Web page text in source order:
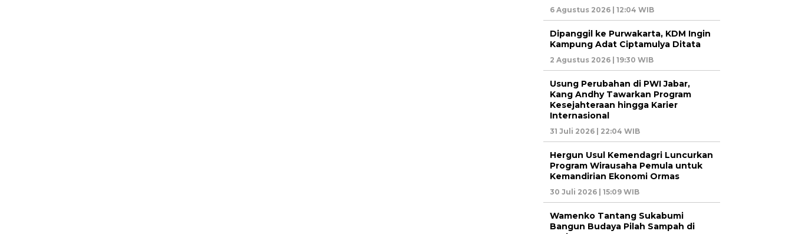
6 Agustus 2026 | 12:04 WIB
Dipanggil ke Purwakarta, KDM Ingin
Kampung Adat Ciptamulya Ditata
2 Agustus 2026 | 19:30 WIB
Usung Perubahan di PWI Jabar,
Kang Andhy Tawarkan Program
Kesejahteraan hingga Karier
Internasional
31 Juli 2026 | 22:04 WIB
Hergun Usul Kemendagri Luncurkan
Program Wirausaha Pemula untuk
Kemandirian Ekonomi Ormas
30 Juli 2026 | 15:09 WIB
Wamenko Tantang Sukabumi
Bangun Budaya Pilah Sampah di